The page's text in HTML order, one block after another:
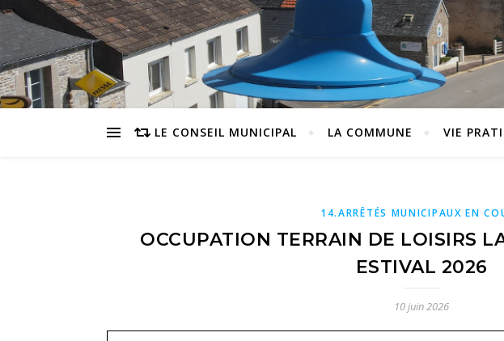
LE CONSEIL MUNICIPAL LA COMMUNE VIE
14.ARRÊTÉS MUNICIPAUX EN
OCCUPATION TERRAIN DE LOISIRS
ESTIVAL 2026
10 juin 2026